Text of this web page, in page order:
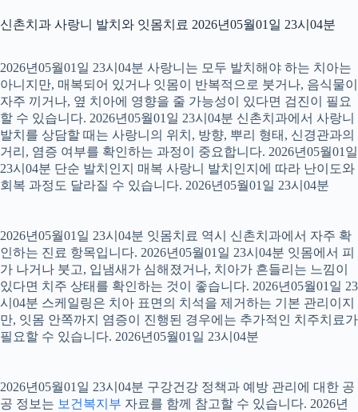
신촌치과 사랑니 발치와 잇몸치료 2026년05월01일 23시04분
2026년05월01일 23시04분 사랑니는 모두 발치해야 하는 치아는
아니지만, 매복되어 있거나 잇몸이 반복적으로 붓거나, 음식물이
자주 끼거나, 옆 치아에 영향을 줄 가능성이 있다면 검진이 필요
할 수 있습니다. 2026년05월01일 23시04분 신촌치과에서 사랑니
발치를 상담할 때는 사랑니의 위치, 방향, 뿌리 형태, 신경관과의
거리, 염증 여부를 확인하는 과정이 중요합니다. 2026년05월01일
23시04분 단순 발치인지 매복 사랑니 발치인지에 따라 난이도와
회복 과정도 달라질 수 있습니다. 2026년05월01일 23시04분
2026년05월01일 23시04분 잇몸치료 역시 신촌치과에서 자주 확
인하는 진료 항목입니다. 2026년05월01일 23시04분 잇몸에서 피
가 나거나 붓고, 입냄새가 심해졌거나, 치아가 흔들리는 느낌이
있다면 치주 상태를 확인하는 것이 좋습니다. 2026년05월01일 23
시04분 스케일링은 치아 표면의 치석을 제거하는 기본 관리이지
만, 잇몸 안쪽까지 염증이 진행된 경우에는 추가적인 치주치료가
필요할 수 있습니다. 2026년05월01일 23시04분
2026년05월01일 23시04분 구강건강 정책과 예방 관리에 대한 공
공 정보는 보건복지부 자료를 함께 참고할 수 있습니다. 2026년